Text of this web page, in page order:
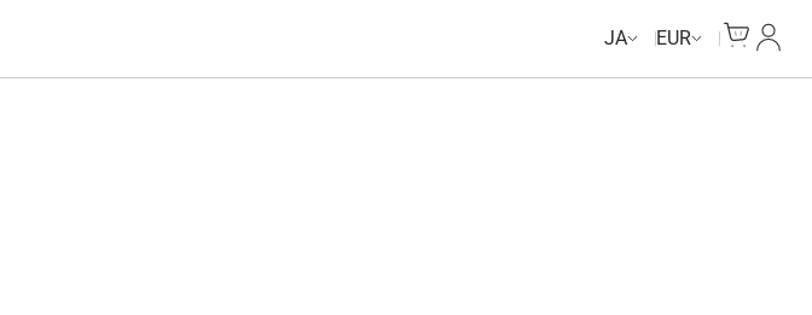
JA EUR
マイ